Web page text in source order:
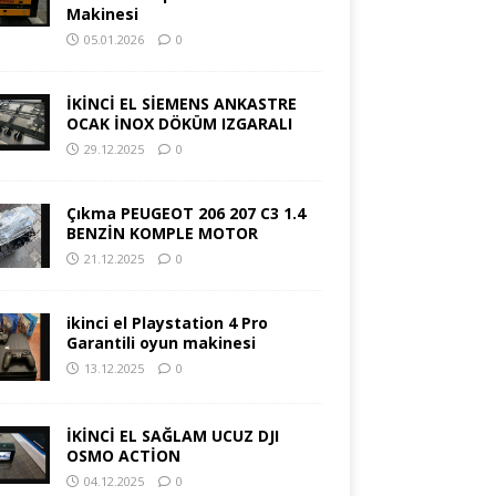
Makinesi
05.01.2026 0
İKİNCİ EL SİEMENS ANKASTRE
OCAK İNOX DÖKÜM IZGARALI
29.12.2025 0
Çıkma PEUGEOT 206 207 C3 1.4
BENZİN KOMPLE MOTOR
21.12.2025 0
ikinci el Playstation 4 Pro
Garantili oyun makinesi
13.12.2025 0
İKİNCİ EL SAĞLAM UCUZ DJI
OSMO ACTİON
04.12.2025 0